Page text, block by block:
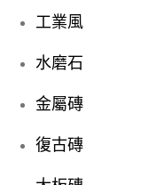
工業風
水磨石
金屬磚
復古磚